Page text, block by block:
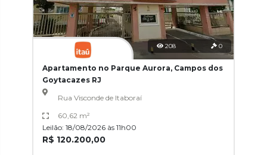
208 0
Apartamento no Parque Aurora, Campos dos
Goytacazes RJ
Rua Visconde de Itaboraí
60,62 m²
Leilão: 18/08/2026 às 11h00
R$ 120.200,00